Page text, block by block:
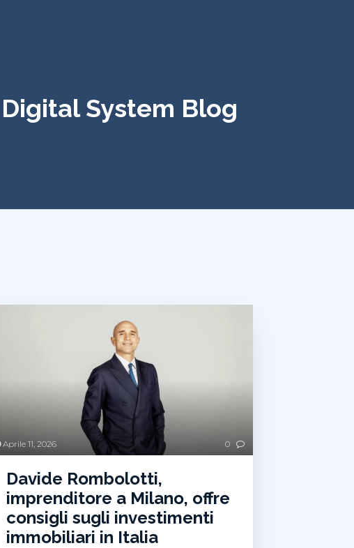
Digital System Blog
Aprile 11, 2026 0
Davide Rombolotti,
imprenditore a Milano, offre
consigli sugli investimenti
immobiliari in Italia